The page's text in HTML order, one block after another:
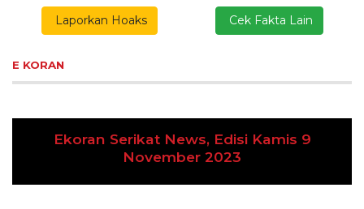
Laporkan Hoaks Cek Fakta Lain
E KORAN
Ekoran Serikat News, Edisi Kamis 9
November 2023